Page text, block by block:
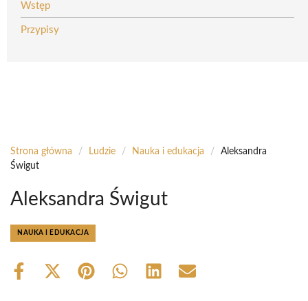
Wstęp
Przypisy
Strona główna / Ludzie / Nauka i edukacja /
Aleksandra
Świgut
Aleksandra Świgut
NAUKA I EDUKACJA
Share
Share Share Share Share Share